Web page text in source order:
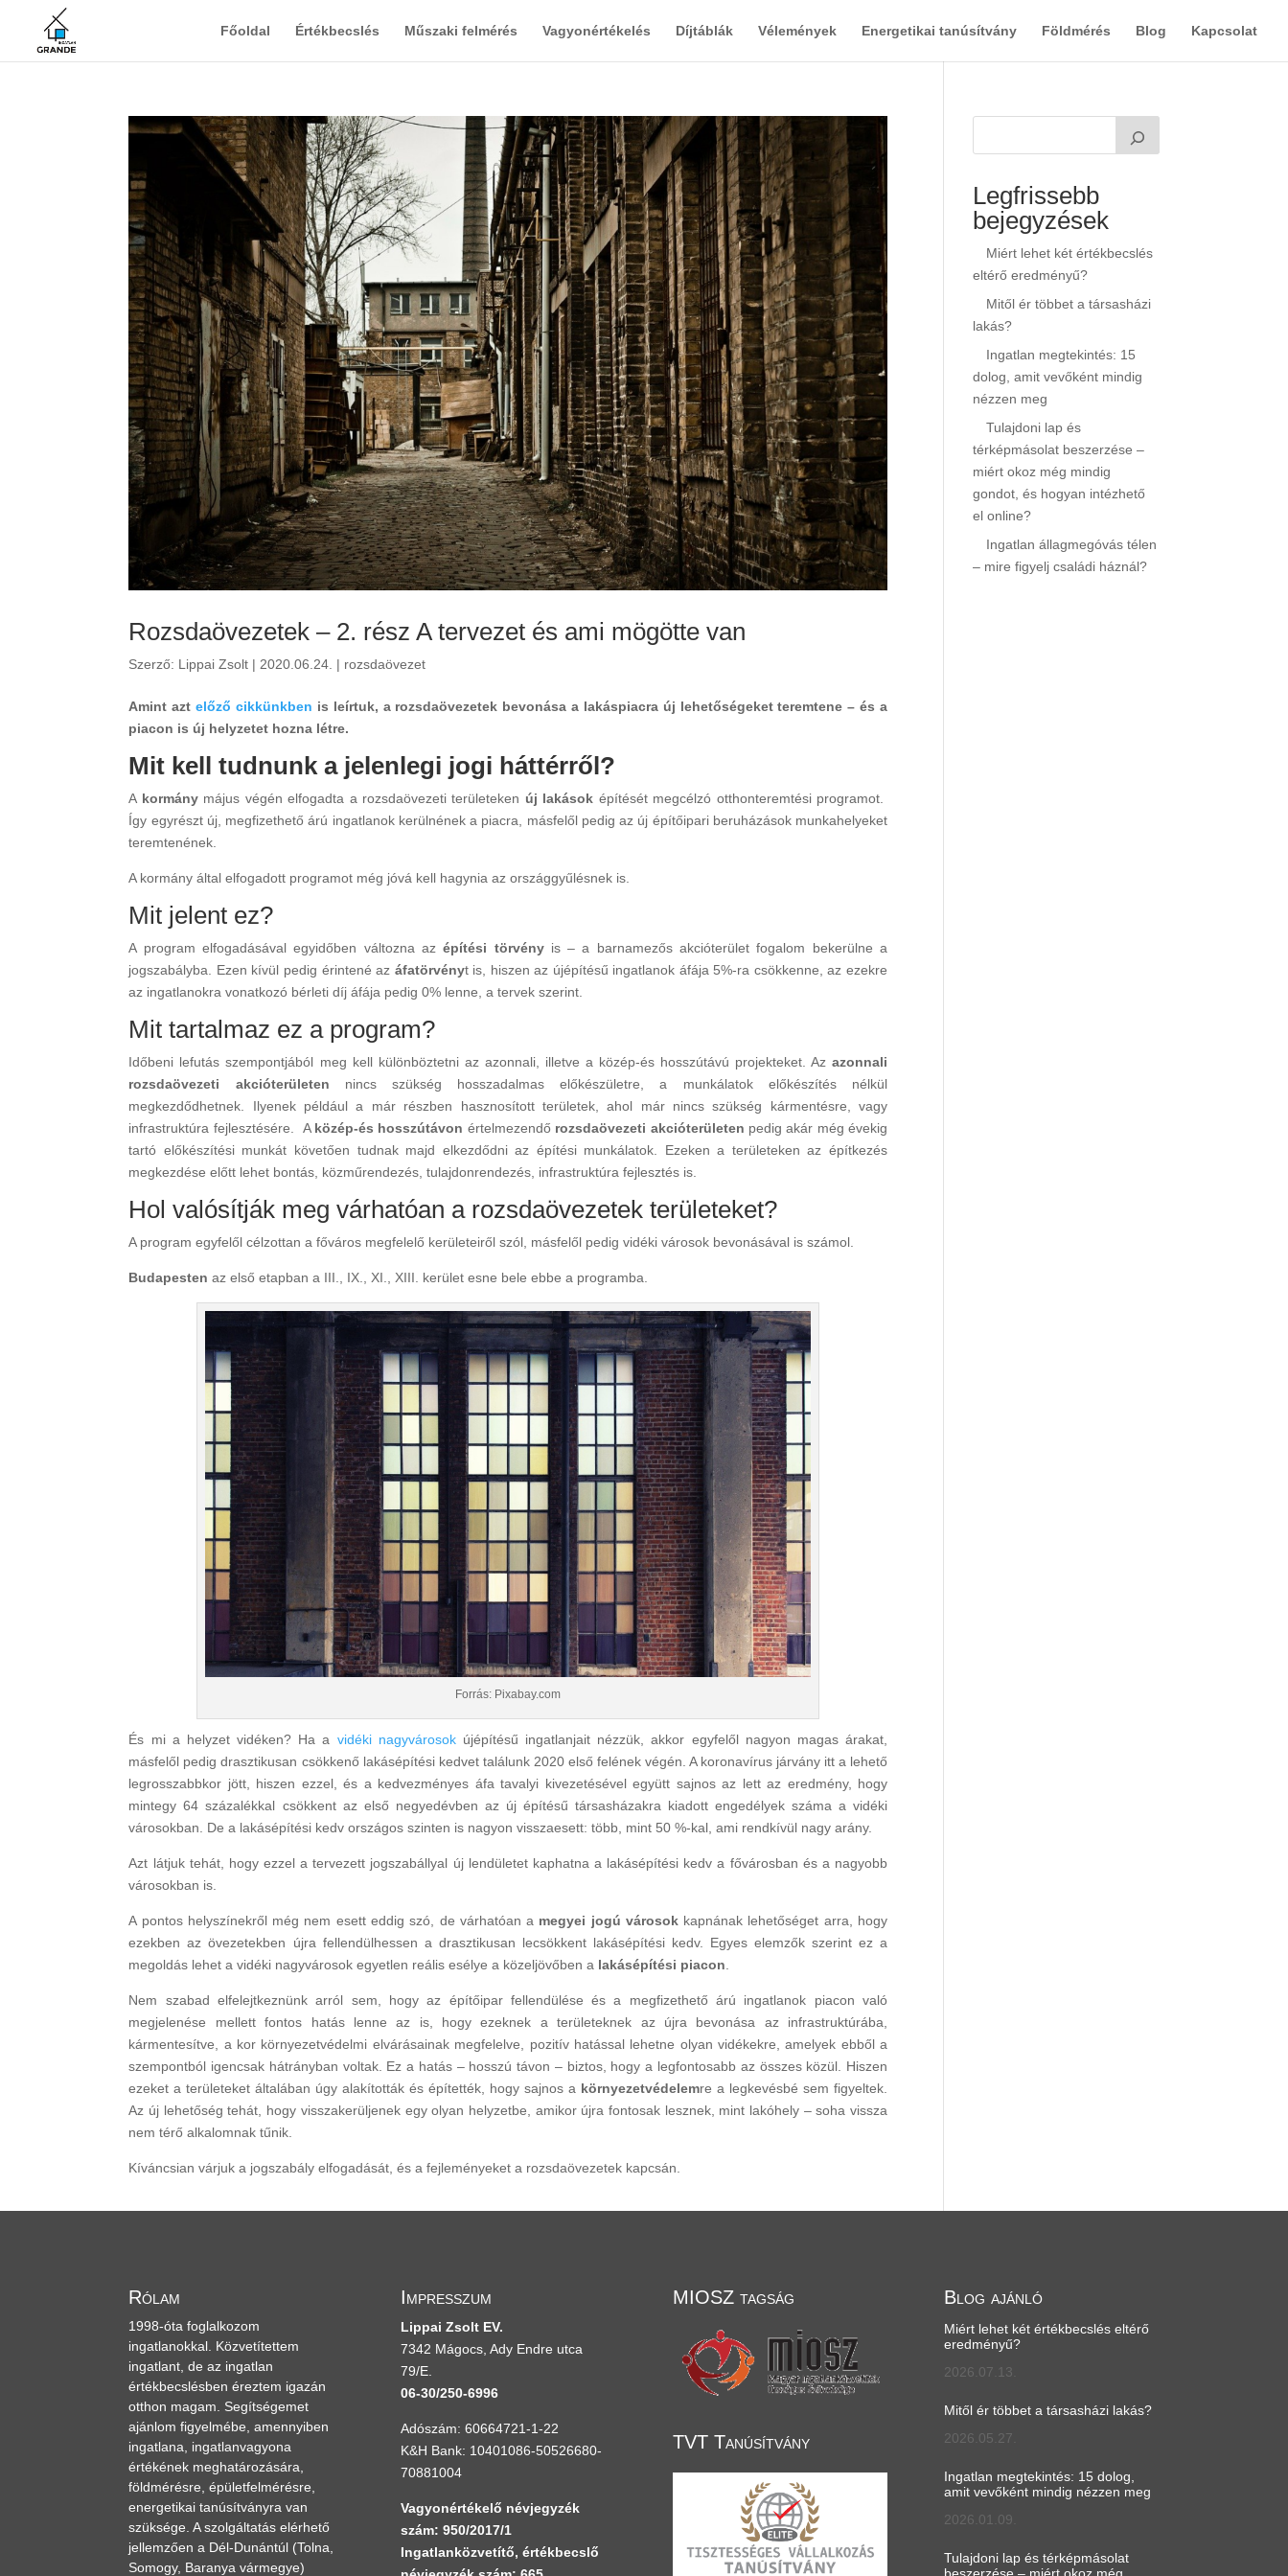
Főoldal Értékbecslés Műszaki felmérés Vagyonértékelés Díjtáblák Vélemények Energetikai tanúsítvány Földmérés Blog Kapcsolat
Rozsdaövezetek – 2. rész A tervezet és ami mögötte van
Szerző: Lippai Zsolt | 2020.06.24. | rozsdaövezet
Amint aztelőző cikkünkben is leírtuk, a rozsdaövezetek bevonása a lakáspiacra új lehetőségeket teremtene – és a
piacon is új helyzetet hozna létre.
Mit kell tudnunk a jelenlegi jogi háttérről?
A kormány május végén elfogadta a rozsdaövezeti területeken új lakások építését megcélzó otthonteremtési programot.
Így egyrészt új, megfizethető árú ingatlanok kerülnének a piacra, másfelől pedig az új építőipari beruházások munkahelyeket
teremtenének.
A kormány által elfogadott programot még jóvá kell hagynia az országgyűlésnek is.
Mit jelent ez?
A program elfogadásával egyidőben változna azépítési törvényis – a barnamezős akcióterület fogalom bekerülne a
jogszabályba. Ezen kívül pedig érintené az áfatörvényt is, hiszen az újépítésű ingatlanok áfája 5%-ra csökkenne, az ezekre
az ingatlanokra vonatkozó bérleti díj áfája pedig 0% lenne, a tervek szerint.
Mit tartalmaz ez a program?
Időbeni lefutás szempontjából meg kell különböztetni az azonnali, illetve a közép-és hosszútávú projekteket. Azazonnali
rozsdaövezeti akcióterületen nincs szükség hosszadalmas előkészületre, a munkálatok előkészítés nélkül
megkezdődhetnek. Ilyenek például a már részben hasznosított területek, ahol már nincs szükség kármentésre, vagy
infrastruktúra fejlesztésére. A közép-és hosszútávon értelmezendőrozsdaövezeti akcióterületen pedig akár még évekig
tartó előkészítési munkát követően tudnak majd elkezdődni az építési munkálatok. Ezeken a területeken az építkezés
megkezdése előtt lehet bontás, közműrendezés, tulajdonrendezés, infrastruktúra fejlesztés is.
Hol valósítják meg várhatóan a rozsdaövezetek területeket?
A program egyfelől célzottan a főváros megfelelő kerületeiről szól, másfelől pedig vidéki városok bevonásával is számol.
Budapesten az első etapban a III., IX., XI., XIII. kerület esne bele ebbe a programba.
Forrás: Pixabay.com
És mi a helyzet vidéken? Ha a vidéki nagyvárosokújépítésű ingatlanjait nézzük, akkor egyfelől nagyon magas árakat,
másfelől pedig drasztikusan csökkenő lakásépítési kedvet találunk 2020 első felének végén. A koronavírus járvány itt a lehető
legrosszabbkor jött, hiszen ezzel, és a kedvezményes áfa tavalyi kivezetésével együtt sajnos az lett az eredmény, hogy
mintegy 64 százalékkal csökkent az első negyedévben az új építésű társasházakra kiadott engedélyek száma a vidéki
városokban. De a lakásépítési kedv országos szinten is nagyon visszaesett: több, mint 50 %-kal, ami rendkívül nagy arány.
Azt látjuk tehát, hogy ezzel a tervezett jogszabállyal új lendületet kaphatna a lakásépítési kedv a fővárosban és a nagyobb
városokban is.
A pontos helyszínekről még nem esett eddig szó, de várhatóan a megyei jogú városokkapnának lehetőséget arra, hogy
ezekben az övezetekben újra fellendülhessen a drasztikusan lecsökkent lakásépítési kedv. Egyes elemzők szerint ez a
megoldás lehet a vidéki nagyvárosok egyetlen reális esélye a közeljövőben a lakásépítési piacon
Nem szabad elfelejtkeznünk arról sem, hogy az építőipar fellendülése és a megfizethető árú ingatlanok piacon való
megjelenése mellett fontos hatás lenne az is, hogy ezeknek a területeknek az újra bevonása az infrastruktúrába,
kármentesítve, a kor környezetvédelmi elvárásainak megfelelve, pozitív hatással lehetne olyan vidékekre, amelyek ebből a
szempontból igencsak hátrányban voltak. Ez a hatás – hosszú távon – biztos, hogy a legfontosabb az összes közül. Hiszen
ezeket a területeket általában úgy alakították és építették, hogy sajnos a környezetvédelemre a legkevésbé sem figyeltek.
Az új lehetőség tehát, hogy visszakerüljenek egy olyan helyzetbe, amikor újra fontosak lesznek, mint lakóhely – soha vissza
nem térő alkalomnak tűnik.
Kíváncsian várjuk a jogszabály elfogadását, és a fejleményeket a rozsdaövezetek kapcsán.
Legfrissebb
bejegyzések
Miért lehet két értékbecslés
eltérő eredményű?
Mitől ér többet a társasházi
lakás?
Ingatlan megtekintés: 15
dolog, amit vevőként mindig
nézzen meg
Tulajdoni lap és
térképmásolat beszerzése –
miért okoz még mindig
gondot, és hogyan intézhető
el online?
Ingatlan állagmegóvás télen
– mire figyelj családi háznál?
Rólam
1998-óta foglalkozom
ingatlanokkal. Közvetítettem
ingatlant, de az ingatlan
értékbecslésben éreztem igazán
otthon magam. Segítségemet
ajánlom figyelmébe, amennyiben
ingatlana, ingatlanvagyona
értékének meghatározására,
földmérésre, épületfelmérésre,
energetikai tanúsítványra van
szüksége. A szolgáltatás elérhető
jellemzően a Dél-Dunántúl (Tolna,
Somogy, Baranya vármegye)
Impresszum
Lippai Zsolt EV.
7342 Mágocs, Ady Endre utca
79/E.
06-30/250-6996
Adószám: 60664721-1-22
K&H Bank: 10401086-50526680-
70881004
Vagyonértékelő névjegyzék
szám: 950/2017/1
Ingatlanközvetítő, értékbecslő
MIOSZ tagság
TVT Tanúsítvány
Blog ajánló
Miért lehet két értékbecslés eltérő
eredményű?
2026.07.13.
Mitől ér többet a társasházi lakás?
2026.05.27.
Ingatlan megtekintés: 15 dolog,
amit vevőként mindig nézzen meg
2026.01.09.
Tulajdoni lap és térképmásolat